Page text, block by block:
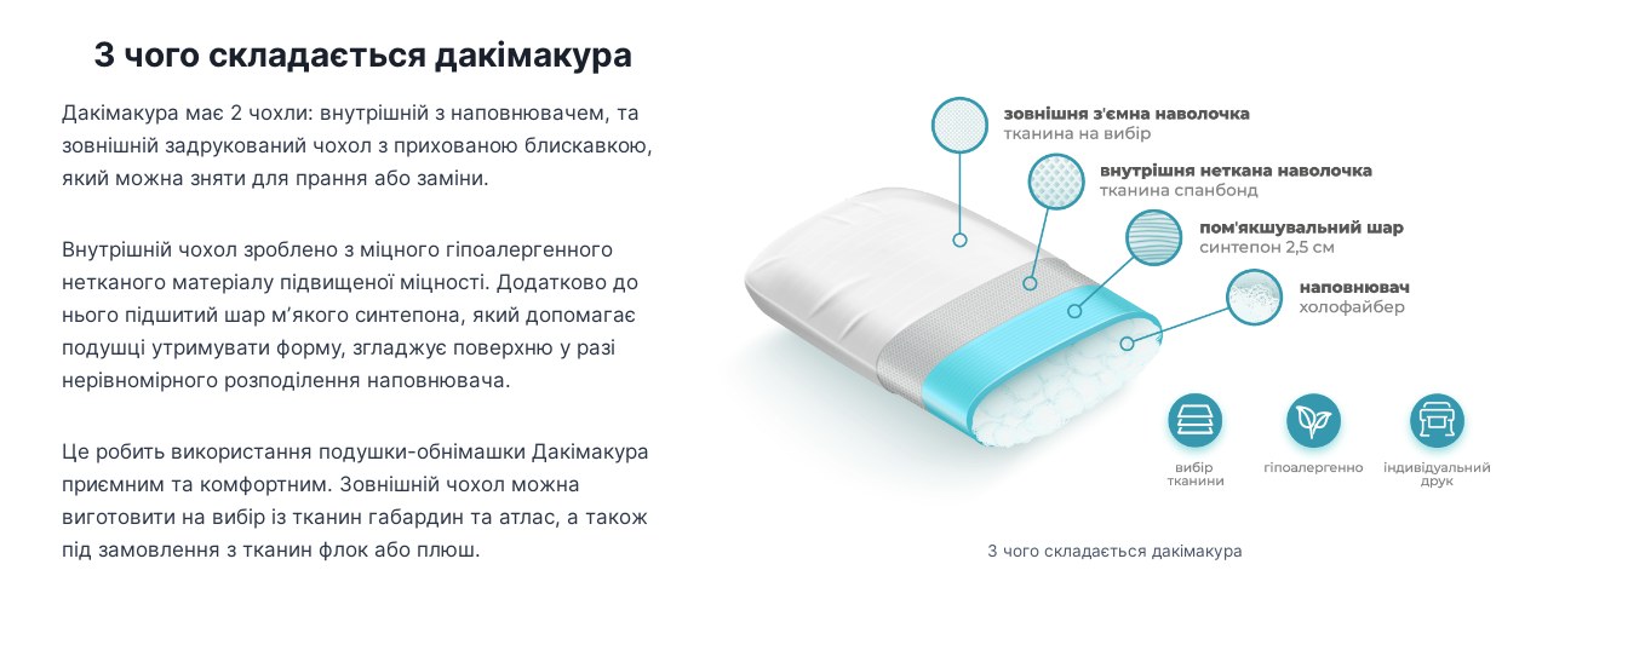
З чого складається дакімакура
Дакімакура має 2 чохли: внутрішній з наповнювачем, та
зовнішній задрукований чохол з прихованою блискавкою,
який можна зняти для прання або заміни.
Внутрішній чохол зроблено з міцного гіпоалергенного
нетканого матеріалу підвищеної міцності. Додатково до
нього підшитий шар мʼякого синтепона, який допомагає
подушці утримувати форму, згладжує поверхню у разі
нерівномірного розподілення наповнювача.
Це робить використання подушки-обнімашки Дакімакура
приємним та комфортним. Зовнішній чохол можна
виготовити на вибір із тканин габардин та атлас, а також
під замовлення з тканин флок або плюш.
З чого складається дакімакура